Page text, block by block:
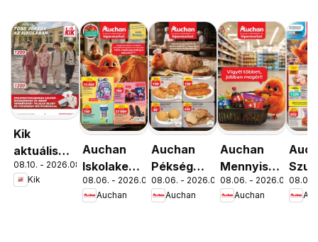
Kik
aktuális
akciós
újság
08.10. - 2026.08.16.
Kik
Auchan
Iskolakezdés
ajánlatok
08.06. - 2026.08.19.
Auchan
Auchan
Pékség
ajánlataink
08.06. - 2026.08.12.
Auchan
Auchan
Mennyiségi
kedvezmény
ajánlataink
08.06. - 2026.08.19.
Auchan
08.06.